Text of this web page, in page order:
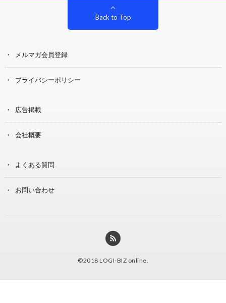
Back to Top
メルマガ会員登録
プライバシーポリシー
広告掲載
会社概要
よくある質問
お問い合わせ
©2018 LOGI-BIZ online